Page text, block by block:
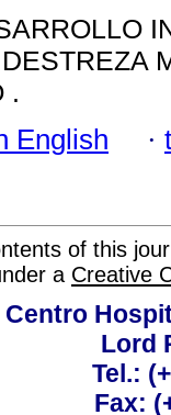
.
English ·
of this
a Creative
Centro
Lord
Tel.:
Fax: